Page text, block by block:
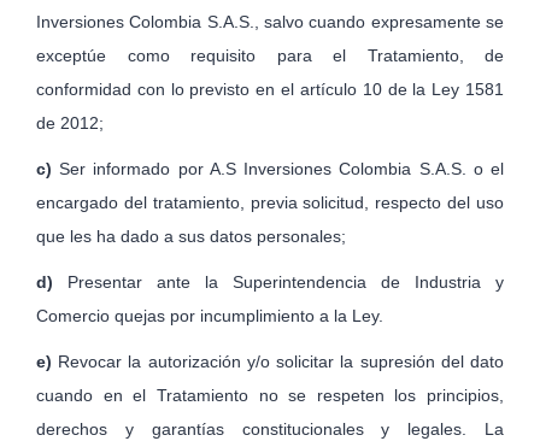
Inversiones Colombia S.A.S., salvo cuando expresamente se
exceptúe como requisito para el Tratamiento, de
conformidad con lo previsto en el artículo 10 de la Ley 1581
de 2012;
c) Ser informado por A.S Inversiones Colombia S.A.S. o el
encargado del tratamiento, previa solicitud, respecto del uso
que les ha dado a sus datos personales;
d) Presentar ante la Superintendencia de Industria y
Comercio quejas por incumplimiento a la Ley.
e) Revocar la autorización y/o solicitar la supresión del dato
cuando en el Tratamiento no se respeten los principios,
derechos y garantías constitucionales y legales. La